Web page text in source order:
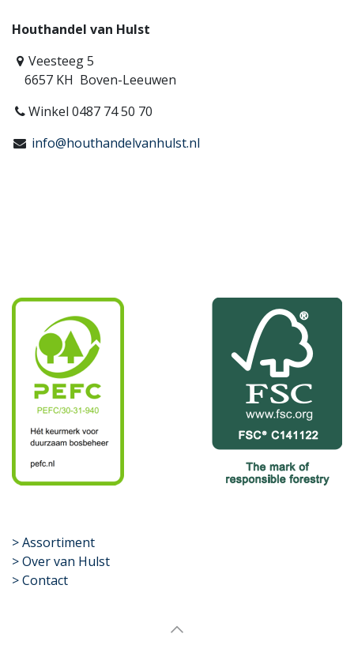
Houthandel van Hulst
Veesteeg 5
6657 KH Boven-Leeuwen
Winkel 0487 74 50 70
info@houthandelvanhulst.nl
​>Assortiment
> Over van Hulst
> Contact